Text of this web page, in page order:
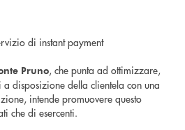
Pruno, che punta ad ottimizzare,
disposizione della clientela con una
intende promuovere questo
che di esercenti.